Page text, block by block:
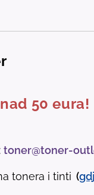
50 eura!
toner@toner-
tonera i tinti (